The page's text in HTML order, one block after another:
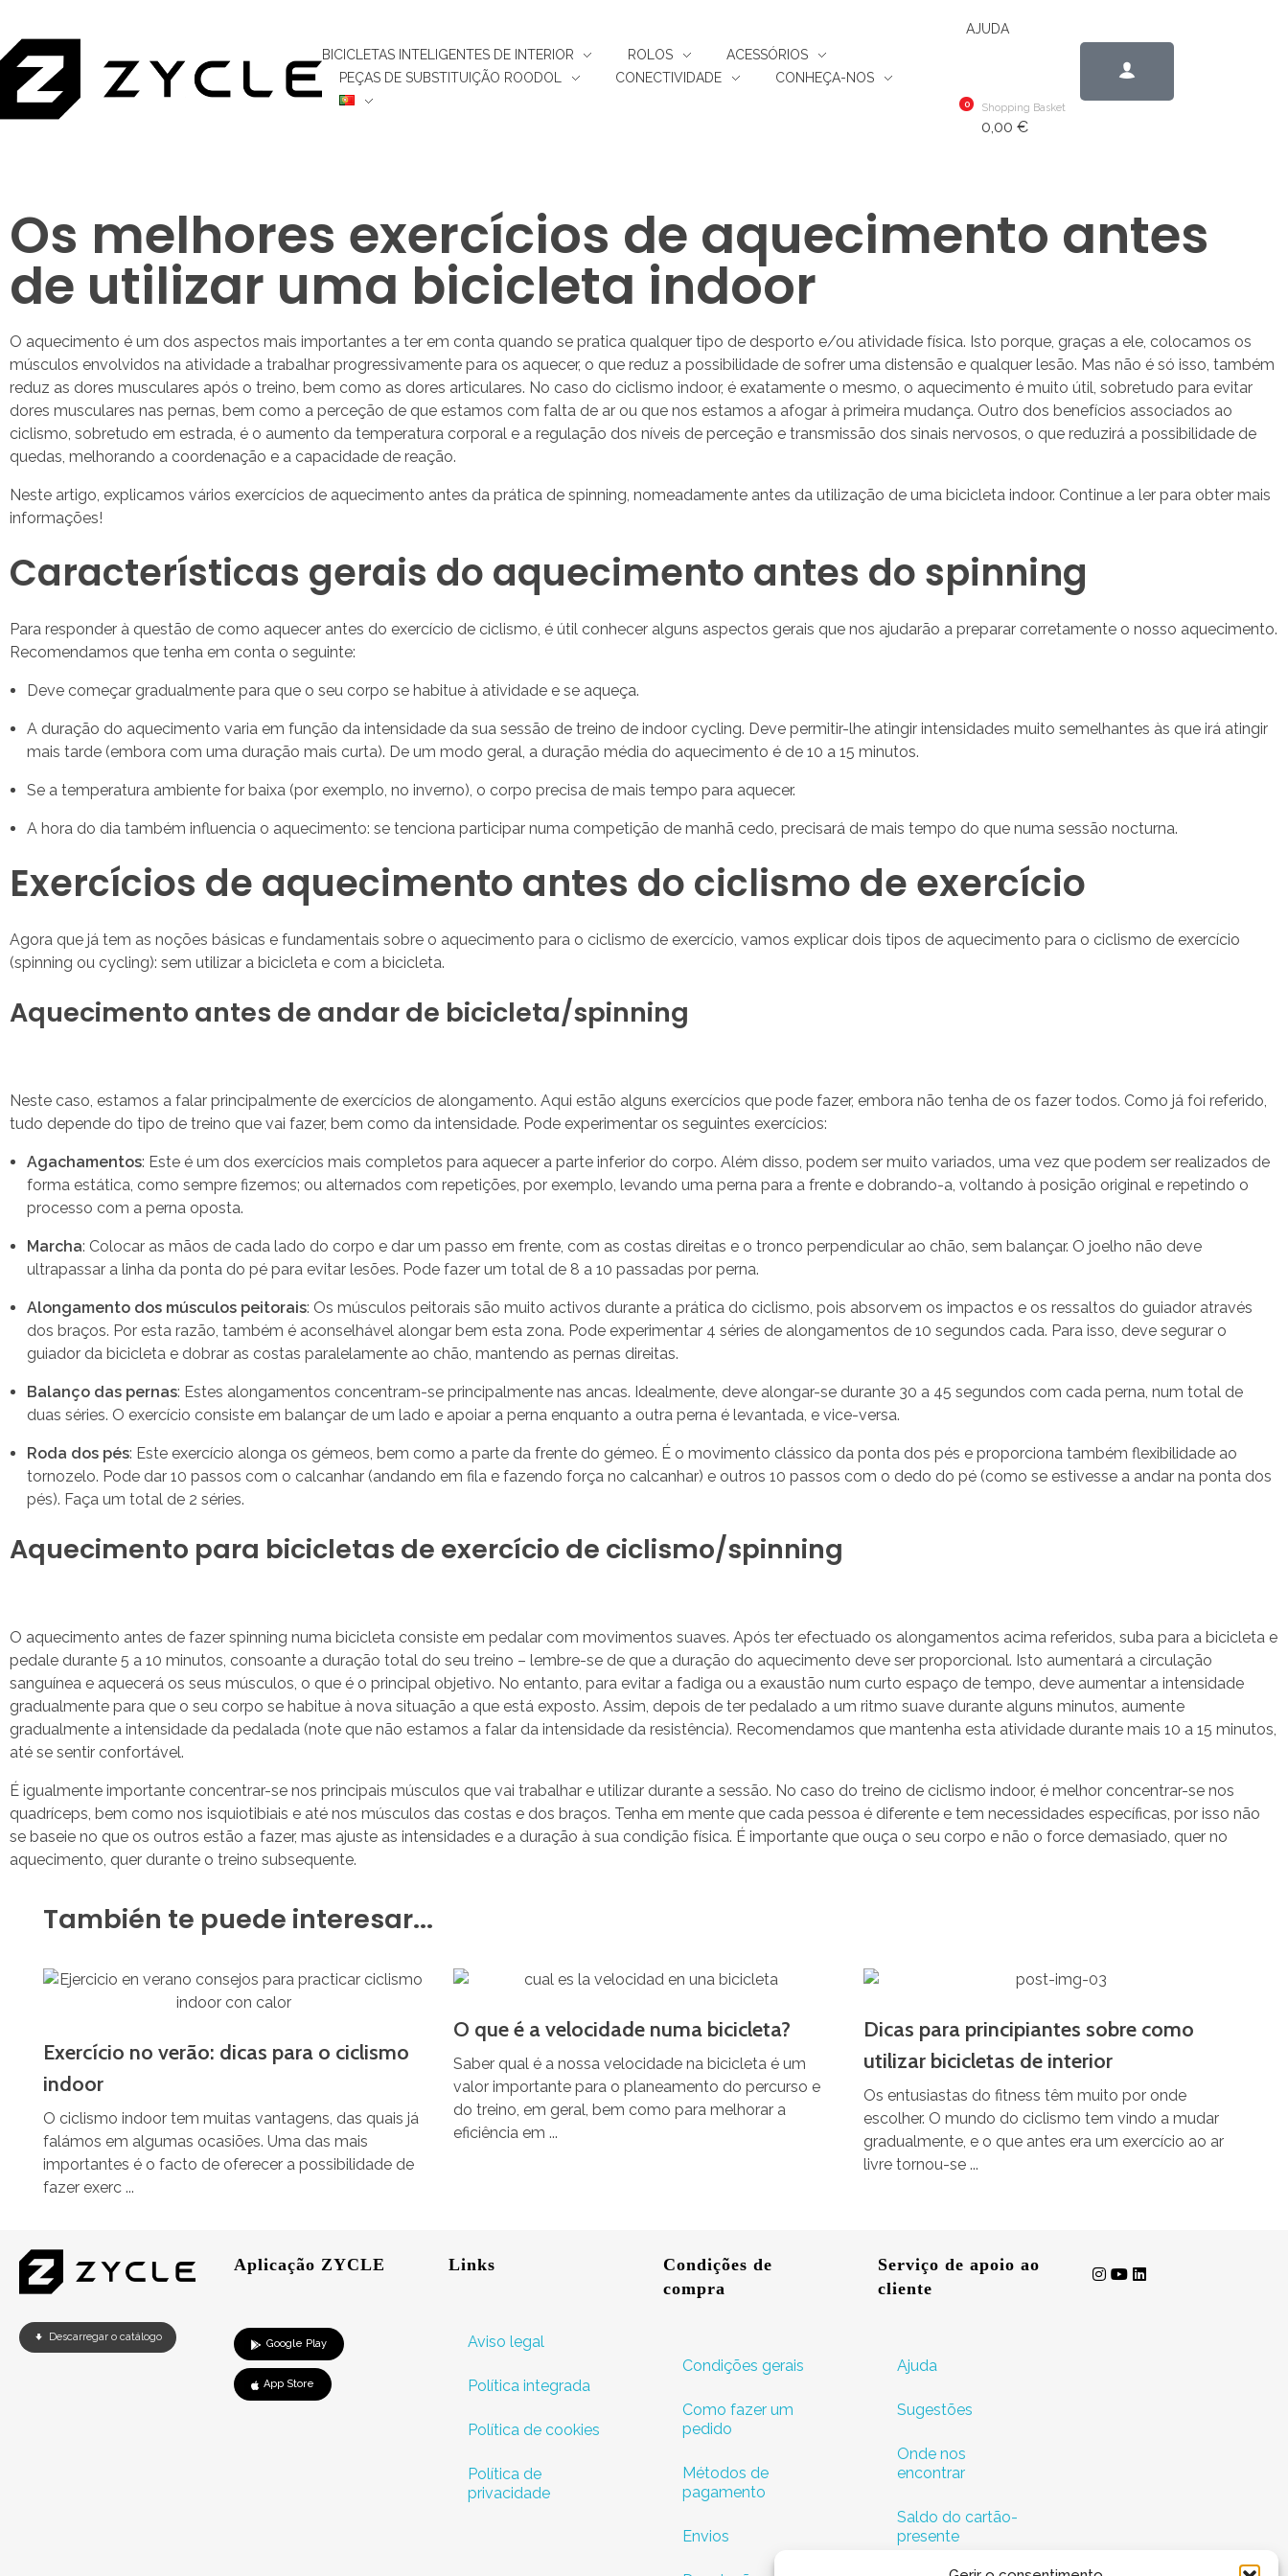
BICICLETAS INTELIGENTES DE INTERIOR ROLOS
ACESSÓRIOS
PEÇAS DE SUBSTITUIÇÃO ROODOL
CONECTIVIDADE CONHEÇA-NOS
AJUDA
0 Shopping Basket
0,00 €
Os melhores exercícios de aquecimento antes
de utilizar uma bicicleta indoor
O aquecimento é um dos aspectos mais importantes a ter em conta quando se pratica qualquer tipo de desporto e/ou atividade física. Isto porque, graças a ele, colocamos os
músculos envolvidos na atividade a trabalhar progressivamente para os aquecer, o que reduz a possibilidade de sofrer uma distensão e qualquer lesão. Mas não é só isso, também
reduz as dores musculares após o treino, bem como as dores articulares. No caso do ciclismo indoor, é exatamente o mesmo, o aquecimento é muito útil, sobretudo para evitar
dores musculares nas pernas, bem como a perceção de que estamos com falta de ar ou que nos estamos a afogar à primeira mudança. Outro dos benefícios associados ao
ciclismo, sobretudo em estrada, é o aumento da temperatura corporal e a regulação dos níveis de perceção e transmissão dos sinais nervosos, o que reduzirá a possibilidade de
quedas, melhorando a coordenação e a capacidade de reação.
Neste artigo, explicamos vários exercícios de aquecimento antes da prática de spinning, nomeadamente antes da utilização de uma bicicleta indoor. Continue a ler para obter mais
informações!
Características gerais do aquecimento antes do spinning
Para responder à questão de como aquecer antes do exercício de ciclismo, é útil conhecer alguns aspectos gerais que nos ajudarão a preparar corretamente o nosso aquecimento.
Recomendamos que tenha em conta o seguinte:
Deve começar gradualmente para que o seu corpo se habitue à atividade e se aqueça.
A duração do aquecimento varia em função da intensidade da sua sessão de treino de indoor cycling. Deve permitir-lhe atingir intensidades muito semelhantes às que irá atingir
mais tarde (embora com uma duração mais curta). De um modo geral, a duração média do aquecimento é de 10 a 15 minutos.
Se a temperatura ambiente for baixa (por exemplo, no inverno), o corpo precisa de mais tempo para aquecer.
A hora do dia também influencia o aquecimento: se tenciona participar numa competição de manhã cedo, precisará de mais tempo do que numa sessão nocturna.
Exercícios de aquecimento antes do ciclismo de exercício
Agora que já tem as noções básicas e fundamentais sobre o aquecimento para o ciclismo de exercício, vamos explicar dois tipos de aquecimento para o ciclismo de exercício
(spinning ou cycling): sem utilizar a bicicleta e com a bicicleta.
Aquecimento antes de andar de bicicleta/spinning
Neste caso, estamos a falar principalmente de exercícios de alongamento. Aqui estão alguns exercícios que pode fazer, embora não tenha de os fazer todos. Como já foi referido,
tudo depende do tipo de treino que vai fazer, bem como da intensidade. Pode experimentar os seguintes exercícios:
Agachamentos: Este é um dos exercícios mais completos para aquecer a parte inferior do corpo. Além disso, podem ser muito variados, uma vez que podem ser realizados de
forma estática, como sempre fizemos; ou alternados com repetições, por exemplo, levando uma perna para a frente e dobrando-a, voltando à posição original e repetindo o
processo com a perna oposta.
Marcha: Colocar as mãos de cada lado do corpo e dar um passo em frente, com as costas direitas e o tronco perpendicular ao chão, sem balançar. O joelho não deve
ultrapassar a linha da ponta do pé para evitar lesões. Pode fazer um total de 8 a 10 passadas por perna.
Alongamento dos músculos peitorais: Os músculos peitorais são muito activos durante a prática do ciclismo, pois absorvem os impactos e os ressaltos do guiador através
dos braços. Por esta razão, também é aconselhável alongar bem esta zona. Pode experimentar 4 séries de alongamentos de 10 segundos cada. Para isso, deve segurar o
guiador da bicicleta e dobrar as costas paralelamente ao chão, mantendo as pernas direitas.
Balanço das pernas: Estes alongamentos concentram-se principalmente nas ancas. Idealmente, deve alongar-se durante 30 a 45 segundos com cada perna, num total de
duas séries. O exercício consiste em balançar de um lado e apoiar a perna enquanto a outra perna é levantada, e vice-versa.
Roda dos pés: Este exercício alonga os gémeos, bem como a parte da frente do gémeo. É o movimento clássico da ponta dos pés e proporciona também flexibilidade ao
tornozelo. Pode dar 10 passos com o calcanhar (andando em fila e fazendo força no calcanhar) e outros 10 passos com o dedo do pé (como se estivesse a andar na ponta dos
pés). Faça um total de 2 séries.
Aquecimento para bicicletas de exercício de ciclismo/spinning
O aquecimento antes de fazer spinning numa bicicleta consiste em pedalar com movimentos suaves. Após ter efectuado os alongamentos acima referidos, suba para a bicicleta e
pedale durante 5 a 10 minutos, consoante a duração total do seu treino – lembre-se de que a duração do aquecimento deve ser proporcional. Isto aumentará a circulação
sanguínea e aquecerá os seus músculos, o que é o principal objetivo. No entanto, para evitar a fadiga ou a exaustão num curto espaço de tempo, deve aumentar a intensidade
gradualmente para que o seu corpo se habitue à nova situação a que está exposto. Assim, depois de ter pedalado a um ritmo suave durante alguns minutos, aumente
gradualmente a intensidade da pedalada (note que não estamos a falar da intensidade da resistência). Recomendamos que mantenha esta atividade durante mais 10 a 15 minutos,
até se sentir confortável.
É igualmente importante concentrar-se nos principais músculos que vai trabalhar e utilizar durante a sessão. No caso do treino de ciclismo indoor, é melhor concentrar-se nos
quadríceps, bem como nos isquiotibiais e até nos músculos das costas e dos braços. Tenha em mente que cada pessoa é diferente e tem necessidades específicas, por isso não
se baseie no que os outros estão a fazer, mas ajuste as intensidades e a duração à sua condição física. É importante que ouça o seu corpo e não o force demasiado, quer no
aquecimento, quer durante o treino subsequente.
También te puede interesar...
Exercício no verão: dicas para o ciclismo
indoor
O ciclismo indoor tem muitas vantagens, das quais já
falámos em algumas ocasiões. Uma das mais
importantes é o facto de oferecer a possibilidade de
fazer exerc ...
O que é a velocidade numa bicicleta?
Saber qual é a nossa velocidade na bicicleta é um
valor importante para o planeamento do percurso e
do treino, em geral, bem como para melhorar a
eficiência em ...
Dicas para principiantes sobre como
utilizar bicicletas de interior
Os entusiastas do fitness têm muito por onde
escolher. O mundo do ciclismo tem vindo a mudar
gradualmente, e o que antes era um exercício ao ar
livre tornou-se ...
Descarregar o catálogo
Aplicação ZYCLE
Google Play
App Store
Links
Aviso legal
Política integrada
Política de cookies
Política de
privacidade
Condições de
compra
Condições gerais
Como fazer um
pedido
Métodos de
pagamento
Envios
Serviço de apoio ao
cliente
Ajuda
Sugestões
Onde nos
encontrar
Saldo do cartão-
presente